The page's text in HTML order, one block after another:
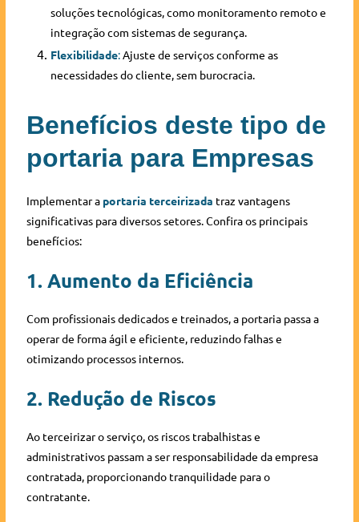
soluções tecnológicas, como monitoramento remoto e
integração com sistemas de segurança.
Flexibilidade:Ajuste de serviços conforme as
necessidades do cliente, sem burocracia.
Benefícios deste tipo de
portaria para Empresas
Implementar a portaria terceirizada traz vantagens
significativas para diversos setores. Confira os principais
benefícios:
1. Aumento da Eficiência
Com profissionais dedicados e treinados, a portaria passa a
operar de forma ágil e eficiente, reduzindo falhas e
otimizando processos internos.
2. Redução de Riscos
Ao terceirizar o serviço, os riscos trabalhistas e
administrativos passam a ser responsabilidade da empresa
contratada, proporcionando tranquilidade para o
contratante.